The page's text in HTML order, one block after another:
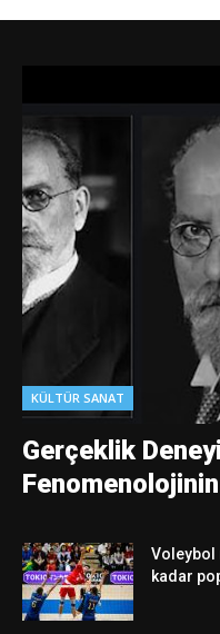
KÜLTÜR SANAT
Gerçeklik
Voleybol
kadar